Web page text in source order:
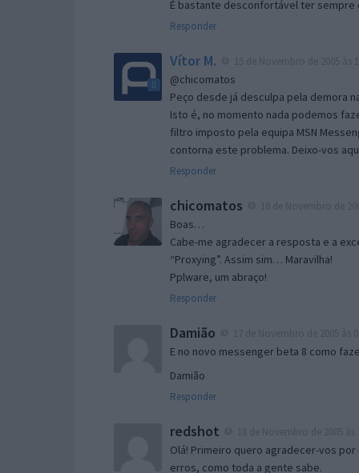
É bastante desconfortável ter sempre
Responder
Vítor M.
@chicomatos
Peço desde já desculpa pela demora
Isto é, no momento nada podemos
filtro imposto pela equipa MSN
contorna este problema. Deixo-vos
Responder
chicomatos
Boas…
Cabe-me agradecer a resposta e a
“Proxying”. Assim sim… Maravilha!
Pplware, um abraço!
Responder
Damião
E no novo messenger beta 8 como
Damião
Responder
redshot
Olá! Primeiro quero agradecer-vos
erros, como toda a gente sabe.